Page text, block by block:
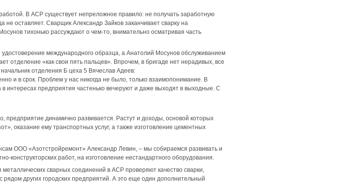
В АСР существует непреложное правило: не получать заработную
не оставляет. Сварщик Александр Зайков заканчивает сварку на
тихонько рассуждают о чем-то, внимательно осматривая часть
удостоверение международного образца, а Анатолий Мосунов обслуживанием
отделение «как свои пять пальцев». Впрочем, в бригаде нет нерадивых, все
отделения Б цеха 5 Вячеслав Адеев:
и в срок. Проблем у нас никогда не было, только взаимопонимание. В
интересах предприятия частенько вечеруют и даже выходят в выходные. С
динамично развивается. Растут и доходы, основой которых
оказание ему транспортных услуг, а также изготовление цементных
ООО «Азотстройремонт» Александр Левин, – мы собираемся развивать и
конструкторских работ, на изготовление нестандартного оборудования.
сварных соединений в АСР проверяют качество сварки,
других городских предприятий. А это еще один дополнительный